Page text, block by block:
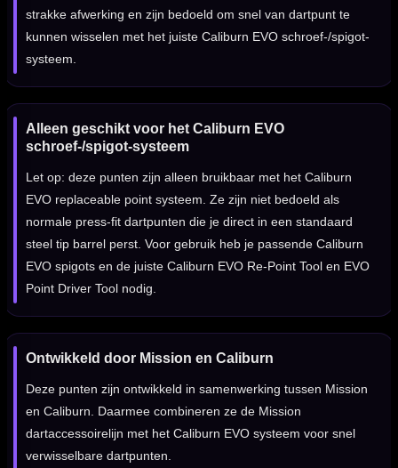
strakke afwerking en zijn bedoeld om snel van dartpunt te
kunnen wisselen met het juiste Caliburn EVO schroef-/spigot-
systeem.
Alleen geschikt voor het Caliburn EVO
schroef-/spigot-systeem
Let op: deze punten zijn alleen bruikbaar met het Caliburn
EVO replaceable point systeem. Ze zijn niet bedoeld als
normale press-fit dartpunten die je direct in een standaard
steel tip barrel perst. Voor gebruik heb je passende Caliburn
EVO spigots en de juiste Caliburn EVO Re-Point Tool en EVO
Point Driver Tool nodig.
Ontwikkeld door Mission en Caliburn
Deze punten zijn ontwikkeld in samenwerking tussen Mission
en Caliburn. Daarmee combineren ze de Mission
dartaccessoirelijn met het Caliburn EVO systeem voor snel
verwisselbare dartpunten.